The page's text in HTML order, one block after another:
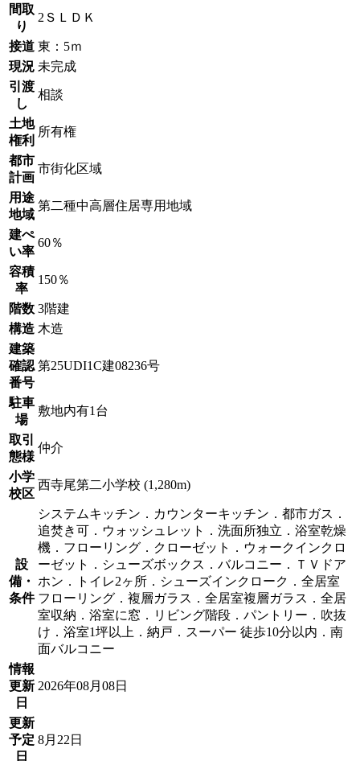
間取
り
2ＳＬＤＫ
接道 東：5ｍ
現況 未完成
引渡
し
相談
土地
権利
所有権
都市
計画
市街化区域
用途
地域
第二種中高層住居専用地域
建ぺ
い率
60％
容積
率
150％
階数 3階建
構造 木造
建築
確認
番号
第25UDI1C建08236号
駐車
場
敷地内有1台
取引
態様
仲介
小学
校区
西寺尾第二小学校 (1,280m)
設
備・
条件
システムキッチン．カウンターキッチン．都市ガス．
追焚き可．ウォッシュレット．洗面所独立．浴室乾燥
機．フローリング．クローゼット．ウォークインクロ
ーゼット．シューズボックス．バルコニー．ＴＶドア
ホン．トイレ2ヶ所．シューズインクローク．全居室
フローリング．複層ガラス．全居室複層ガラス．全居
室収納．浴室に窓．リビング階段．パントリー．吹抜
け．浴室1坪以上．納戸．スーパー 徒歩10分以内．南
面バルコニー
情報
更新
日
2026年08月08日
更新
予定
日
8月22日